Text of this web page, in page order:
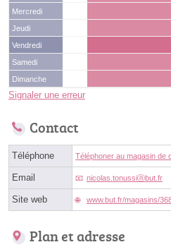
Mercredi
Jeudi
Vendredi
Samedi
Dimanche
Signaler une erreur
Contact
Téléphone Téléphoner au magasin de
Email nicolas.tonussiⓐbut.fr
Site web www.but.fr/magasins/
Plan et adresse